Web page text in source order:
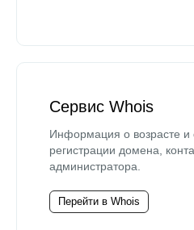
Сервис Whois
Информация о возрасте и
регистрации домена,
администратора.
Перейти в Whois